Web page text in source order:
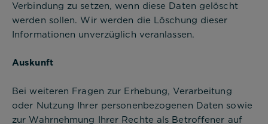
Verbindung zu setzen, wenn diese Daten gelöscht
werden sollen. Wir werden die Löschung dieser
Informationen unverzüglich veranlassen.
Auskunft
Bei weiteren Fragen zur Erhebung, Verarbeitung
oder Nutzung Ihrer personenbezogenen Daten sowie
zur Wahrnehmung Ihrer Rechte als Betroffener auf